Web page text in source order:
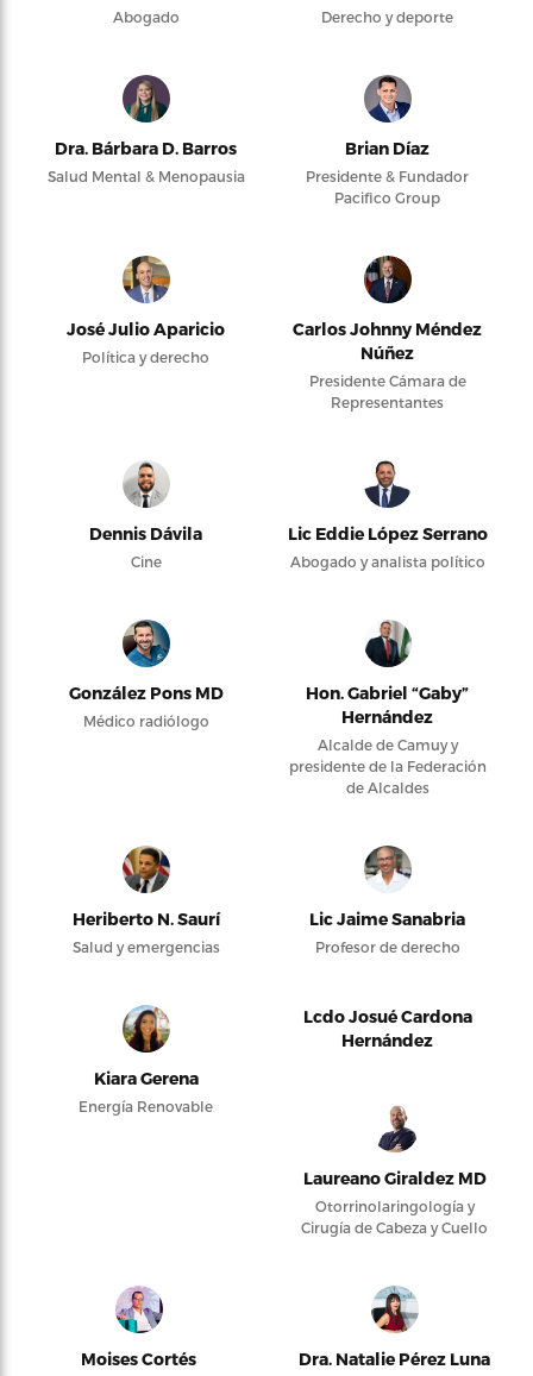
Abogado Derecho y deporte
Dra. Bárbara D. Barros
Salud Mental & Menopausia
Brian Díaz
Presidente & Fundador
Pacifico Group
José Julio Aparicio
Política y derecho
Carlos Johnny Méndez
Núñez
Presidente Cámara de
Representantes
Dennis Dávila
Cine
Lic Eddie López Serrano
Abogado y analista político
González Pons MD
Médico radiólogo
Hon. Gabriel “Gaby”
Hernández
Alcalde de Camuy y
presidente de la Federación
de Alcaldes
Heriberto N. Saurí
Salud y emergencias
Lic Jaime Sanabria
Profesor de derecho
Kiara Gerena
Energía Renovable
Lcdo Josué Cardona
Hernández
Laureano Giraldez MD
Otorrinolaringología y
Cirugía de Cabeza y Cuello
Moises Cortés Dra. Natalie Pérez Luna